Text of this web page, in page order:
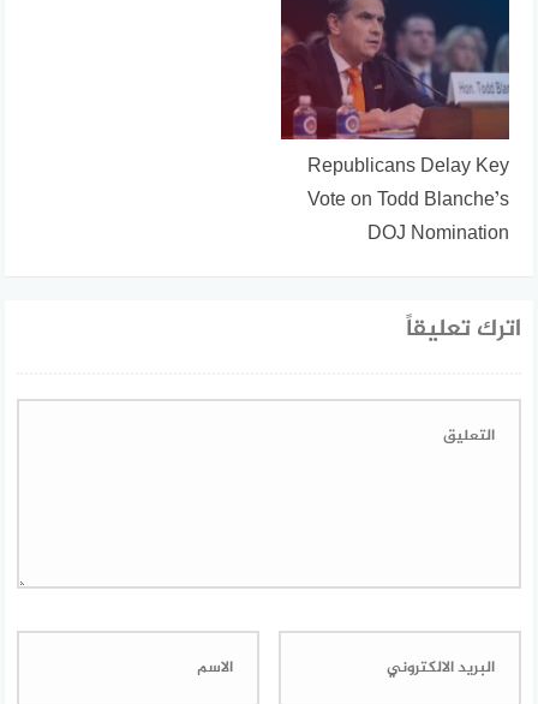
Republicans Delay Key
Vote on Todd Blanche’s
DOJ Nomination
اترك تعليقاً